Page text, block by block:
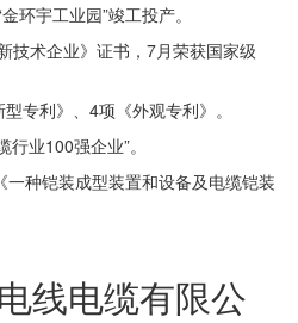
环宇工业园”竣工投产。
技术企业》证书，7月荣获国家级
专利》、4项《外观专利》。
业100强企业”。
一种铠装成型装置和设备及电缆铠装
线电缆有限公